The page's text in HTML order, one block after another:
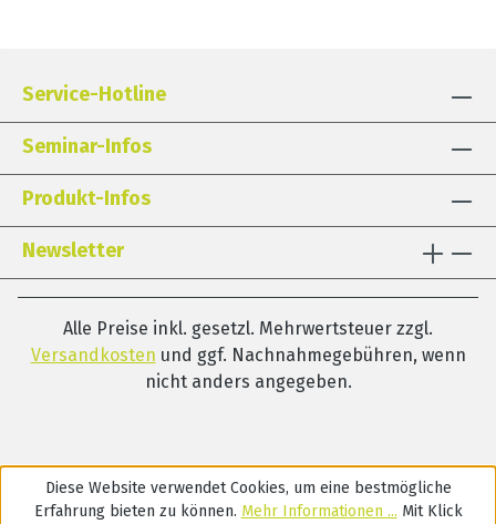
Service-Hotline
Seminar-Infos
Produkt-Infos
Newsletter
Alle Preise inkl. gesetzl. Mehrwertsteuer zzgl.
Versandkosten und ggf. Nachnahmegebühren, wenn
nicht anders angegeben.
Diese Website verwendet Cookies, um eine bestmögliche
Erfahrung bieten zu können. Mehr Informationen ... Mit Klick